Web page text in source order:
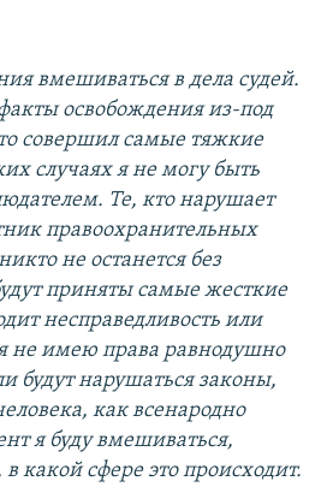
вмешиваться в дела судей.
освобождения из-под
совершил самые тяжкие
случаях я не могу быть
Те, кто нарушает
правоохранительных
не останется без
приняты самые жесткие
несправедливость или
не имею права равнодушно
будут нарушаться законы,
как всенародно
я буду вмешиваться,
какой сфере это происходит.